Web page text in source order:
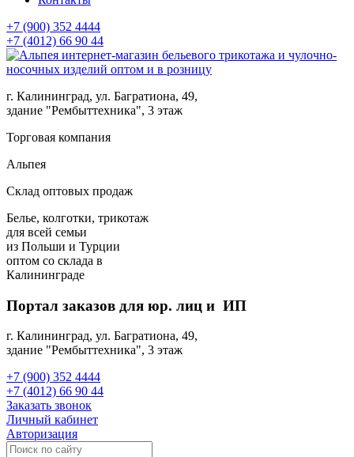
+7 (900) 352 4444
+7 (4012) 66 90 44
г. Калининград, ул. Багратиона, 49,
здание "Рембыттехника", 3 этаж
Торговая компания
Альпея
Склад оптовых продаж
Белье, колготки, трикотаж
для всей семьи
из Польши и Турции
оптом со склада в
Калининграде
Портал заказов для юр. лиц и ИП
г. Калининград, ул. Багратиона, 49,
здание "Рембыттехника", 3 этаж
+7 (900) 352 4444
+7 (4012) 66 90 44
Заказать звонок
Личный кабинет
Авторизация